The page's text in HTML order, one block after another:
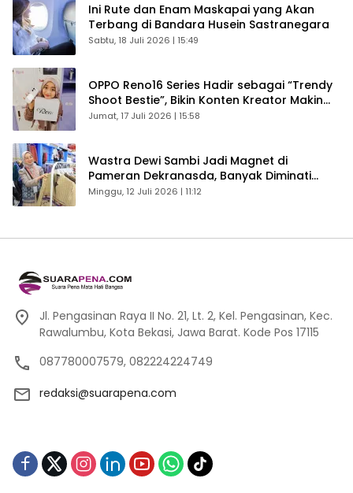
Ini Rute dan Enam Maskapai yang Akan
Terbang di Bandara Husein Sastranegara
Sabtu, 18 Juli 2026 | 15:49
OPPO Reno16 Series Hadir sebagai “Trendy
Shoot Bestie”, Bikin Konten Kreator Makin
Betah
Jumat, 17 Juli 2026 | 15:58
Wastra Dewi Sambi Jadi Magnet di
Pameran Dekranasda, Banyak Diminati
Pengunjung
Minggu, 12 Juli 2026 | 11:12
Jl. Pengasinan Raya II No. 21, Lt. 2, Kel. Pengasinan, Kec.
Rawalumbu, Kota Bekasi, Jawa Barat. Kode Pos 17115
087780007579, 082224224749
redaksi@suarapena.com